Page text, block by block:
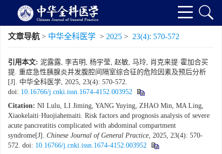
文章导航 > 中华全科医学 > 2025 > 23(4): 570-572
引用本文: 泥露露, 李吉明, 杨宇莹, 赵敏, 马玲, 肖克来提·霍加合买
提. 重症急性胰腺炎并发腹腔间隔室综合征的危险因素及预后分析
[J]. 中华全科医学, 2025, 23(4): 570-572.
doi: 10.16766/j.cnki.issn.1674-4152.003952
Citation: NI Lulu, LI Jiming, YANG Yuying, ZHAO Min, MA Ling,
Xiaokelaiti·Huojiahemaiti. Risk factors and prognosis analysis of severe
acute pancreatitis complicated with abdominal compartment
syndrome[J]. Chinese Journal of General Practice, 2025, 23(4): 570-
572. doi: 10.16766/j.cnki.issn.1674-4152.003952